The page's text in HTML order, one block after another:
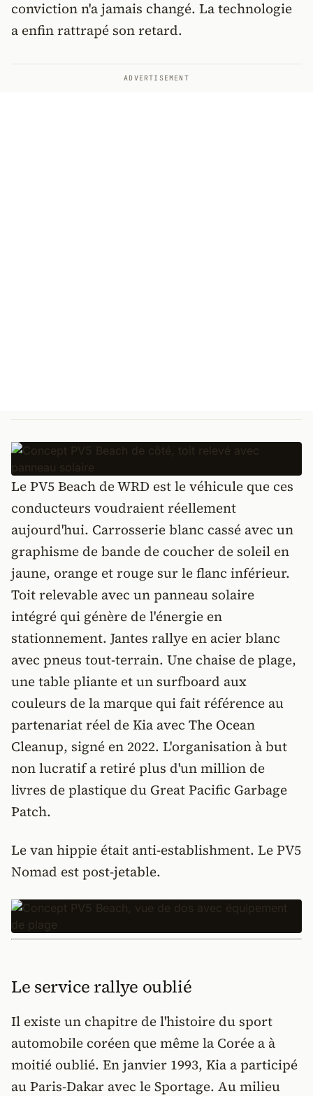
conviction n'a jamais changé. La technologie
a enfin rattrapé son retard.
ADVERTISEMENT
Le PV5 Beach de WRD est le véhicule que ces
conducteurs voudraient réellement
aujourd'hui. Carrosserie blanc cassé avec un
graphisme de bande de coucher de soleil en
jaune, orange et rouge sur le flanc inférieur.
Toit relevable avec un panneau solaire
intégré qui génère de l'énergie en
stationnement. Jantes rallye en acier blanc
avec pneus tout-terrain. Une chaise de plage,
une table pliante et un surfboard aux
couleurs de la marque qui fait référence au
partenariat réel de Kia avec The Ocean
Cleanup, signé en 2022. L'organisation à but
non lucratif a retiré plus d'un million de
livres de plastique du Great Pacific Garbage
Patch.
Le van hippie était anti-establishment. Le PV5
Nomad est post-jetable.
Le service rallye oublié
Il existe un chapitre de l'histoire du sport
automobile coréen que même la Corée a à
moitié oublié. En janvier 1993, Kia a participé
au Paris-Dakar avec le Sportage. Au milieu